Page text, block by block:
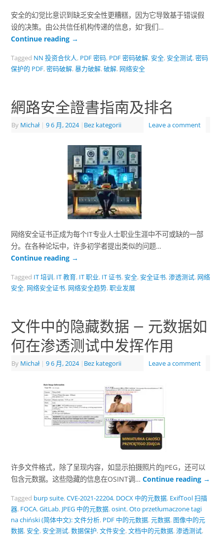
安全的幻觉比意识到缺乏安全性更糟糕，因为它导致基于错误假
设的决策。由公共信任机构传递的信息，如“我们…
Continue reading →
Tagged NN 投资合伙人, PDF 密码, PDF 密码破解,安全,安全测试,密码
保护的 PDF,密码破解,暴力破解,破解, 网络安全
網路安全證書指南及排名
By Michał | 9 6 月, 2024 | Bez kategorii Leave a comment
网络安全证书正成为每个IT专业人士职业生涯中不可或缺的一部
分。在各种论坛中，许多初学者提出类似的问题…
Continue reading →
Tagged IT 培训, IT 教育, IT 职业, IT 证书,安全,安全证书,渗透测试, 网络
安全, 网络安全证书, 网络安全趋势,职业发展
文件中的隐藏数据 – 元数据如
何在渗透测试中发挥作用
By Michał | 9 6 月, 2024 | Bez kategorii Leave a comment
许多文件格式，除了呈现内容，如显示拍摄照片的JPEG，还可以
包含元数据。这些隐藏的信息在OSINT调… Continue reading →
Tagged burp suite,CVE-2021-22204, DOCX 中的元数据, ExifTool 扫描
器, FOCA,GitLab, JPEG 中的元数据,osint,Oto przetłumaczone tagi
na chiński (简体中文): 文件分析, PDF 中的元数据,元数据, 图像中的元
数据,安全,安全测试,数据保护,文件安全,文档中的元数据,渗透测试,